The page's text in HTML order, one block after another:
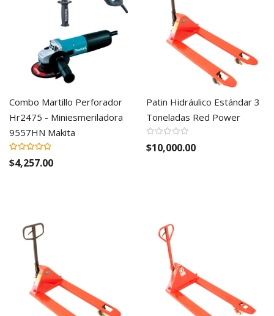
Combo Martillo Perforador
Hr2475 - Miniesmeriladora
9557HN Makita
Valoración:
100%
$4,257.00
Patin Hidráulico Estándar 3
Toneladas Red Power
$10,000.00